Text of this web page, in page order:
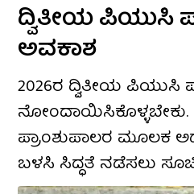
ದ್ವಿತೀಯ ಪಿಯುಸಿ
ಅವಕಾಶ
2026ರ ದ್ವಿತೀಯ ಪಿಯುಸಿ
ನೋಂದಾಯಿಸಿಕೊಳ್ಳಬೇಕು.
ಪ್ರಾಂಶುಪಾಲರ ಮೂಲಕ
ಬಳಸಿ ಸಿದ್ಧತೆ ನಡೆಸಲು